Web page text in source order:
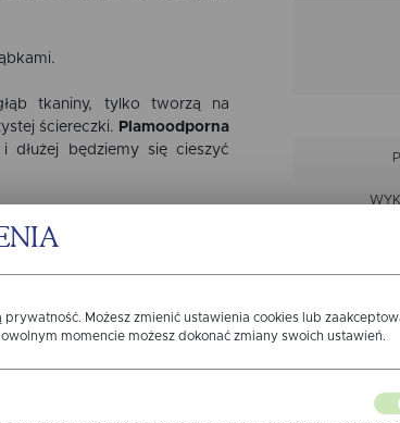
tkaniny, tylko tworzą na
ściereczki. Plamoodporna
dłużej będziemy się cieszyć
dobór odpowiedniego
z każdej strony blatu).
skorzystanie z
MAX
MAX
prywatność. Możesz zmienić ustawienia cookies lub
momencie możesz dokonać zmiany swoich ustawień.